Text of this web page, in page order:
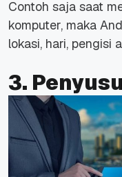
Contoh saja saat
komputer, maka
lokasi, hari, pengisi
3.